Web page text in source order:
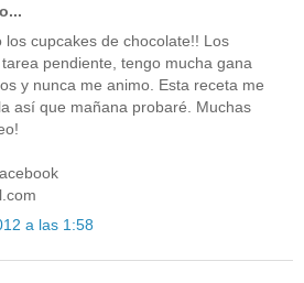
los cupcakes de chocolate!! Los
pendiente, tengo mucha gana
y nunca me animo. Esta receta me
así que mañana probaré. Muchas
a las 1:58